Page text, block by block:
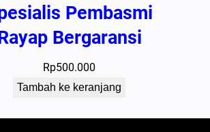
Pembasmi
Bergaransi
Rp500.000
Tambah ke keranjang